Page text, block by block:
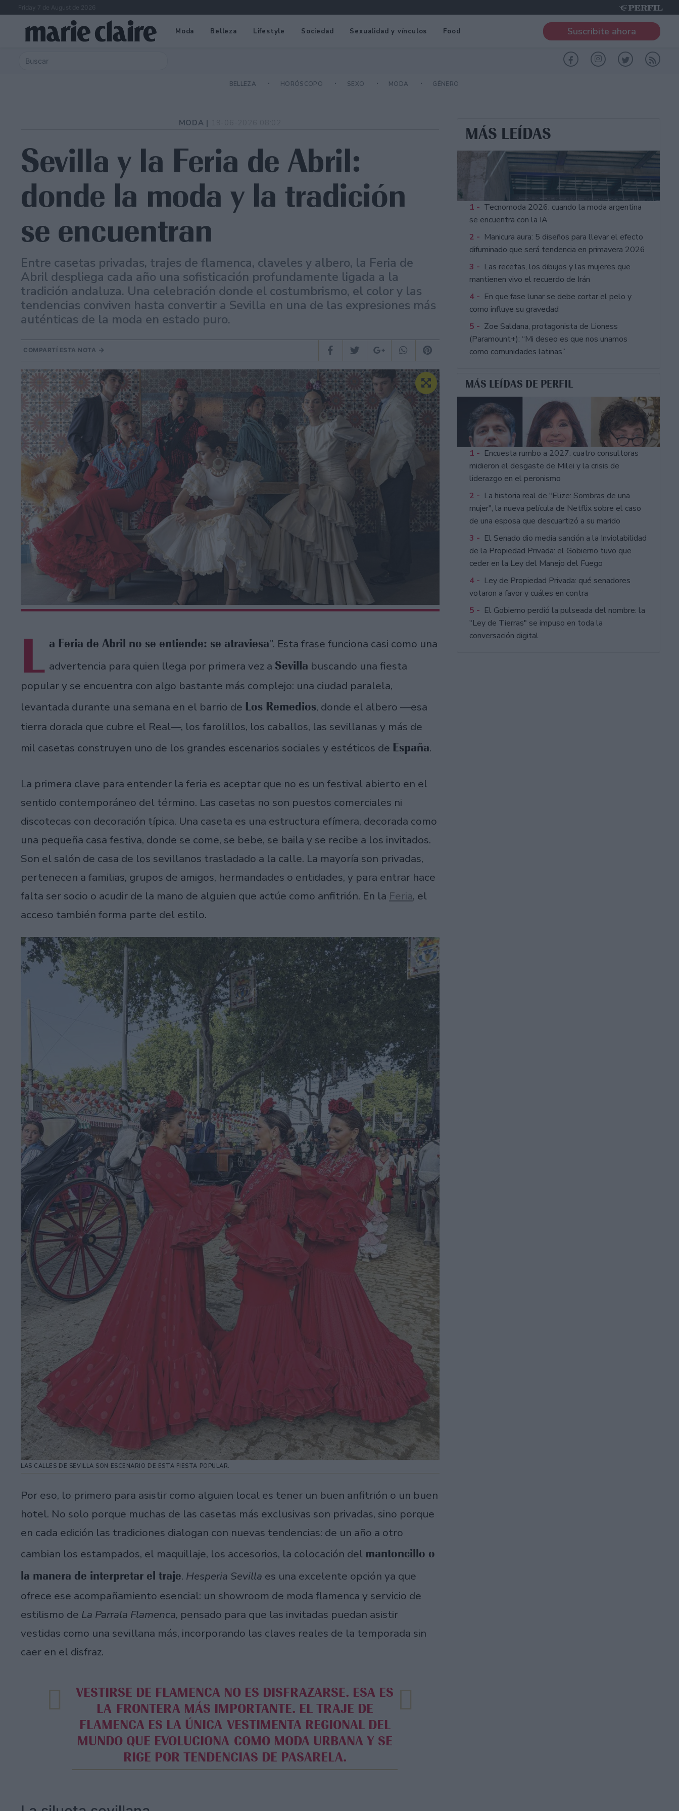
Friday 7 de August de 2026
Moda Belleza Lifestyle Sociedad Sexualidad y vínculos Food Suscribite ahora
BELLEZA HORÓSCOPO SEXO MODA GÉNERO
MODA |
Sevilla y la Feria de Abril:
donde la moda y la tradición
se encuentran
Entre casetas privadas, trajes de flamenca, claveles y albero, la Feria de
Abril despliega cada año una sofisticación profundamente ligada a la
tradición andaluza. Una celebración donde el costumbrismo, el color y las
tendencias conviven hasta convertir a Sevilla en una de las expresiones más
auténticas de la moda en estado puro.
COMPARTÍ ESTA NOTA
L a Feria de Abril no se entiende: se atraviesa”. Esta frase funciona casi como una
advertencia para quien llega por primera vez a Sevilla buscando una fiesta
popular y se encuentra con algo bastante más complejo: una ciudad paralela,
levantada durante una semana en el barrio de Los Remedios, donde el albero —esa
tierra dorada que cubre el Real—, los farolillos, los caballos, las sevillanas y más de
mil casetas construyen uno de los grandes escenarios sociales y estéticos de España.
La primera clave para entender la feria es aceptar que no es un festival abierto en el
sentido contemporáneo del término. Las casetas no son puestos comerciales ni
discotecas con decoración típica. Una caseta es una estructura efímera, decorada como
una pequeña casa festiva, donde se come, se bebe, se baila y se recibe a los invitados.
Son el salón de casa de los sevillanos trasladado a la calle. La mayoría son privadas,
pertenecen a familias, grupos de amigos, hermandades o entidades, y para entrar hace
falta ser socio o acudir de la mano de alguien que actúe como anfitrión. En la Feria, el
acceso también forma parte del estilo.
LAS CALLES DE SEVILLA SON ESCENARIO DE ESTA FIESTA POPULAR.
Por eso, lo primero para asistir como alguien local es tener un buen anfitrión o un buen
hotel. No solo porque muchas de las casetas más exclusivas son privadas, sino porque
en cada edición las tradiciones dialogan con nuevas tendencias: de un año a otro
cambian los estampados, el maquillaje, los accesorios, la colocación del mantoncillo o
la manera de interpretar el traje. Hesperia Sevilla es una excelente opción ya que
ofrece ese acompañamiento esencial: un showroom de moda flamenca y servicio de
estilismo de La Parrala Flamenca, pensado para que las invitadas puedan asistir
vestidas como una sevillana más, incorporando las claves reales de la temporada sin
caer en el disfraz.
VESTIRSE DE FLAMENCA NO ES DISFRAZARSE. ESA ES
LA FRONTERA MÁS IMPORTANTE. EL TRAJE DE
FLAMENCA ES LA ÚNICA VESTIMENTA REGIONAL DEL
MUNDO QUE EVOLUCIONA COMO MODA URBANA Y SE
RIGE POR TENDENCIAS DE PASARELA.
MÁS LEÍDAS
1 - Tecnomoda 2026: cuando la moda argentina
se encuentra con la IA
2 - Manicura aura: 5 diseños para llevar el efecto
difuminado que será tendencia en primavera 2026
3 - Las recetas, los dibujos y las mujeres que
mantienen vivo el recuerdo de Irán
4 - En que fase lunar se debe cortar el pelo y
como influye su gravedad
5 - Zoe Saldana, protagonista de Lioness
(Paramount+): “Mi deseo es que nos unamos
como comunidades latinas”
MÁS LEÍDAS DE PERFIL
1 - Encuesta rumbo a 2027: cuatro consultoras
midieron el desgaste de Milei y la crisis de
liderazgo en el peronismo
2 - La historia real de "Elize: Sombras de una
mujer", la nueva película de Netflix sobre el caso
de una esposa que descuartizó a su marido
3 - El Senado dio media sanción a la Inviolabilidad
de la Propiedad Privada: el Gobierno tuvo que
ceder en la Ley del Manejo del Fuego
4 - Ley de Propiedad Privada: qué senadores
votaron a favor y cuáles en contra
5 - El Gobierno perdió la pulseada del nombre: la
"Ley de Tierras" se impuso en toda la
conversación digital